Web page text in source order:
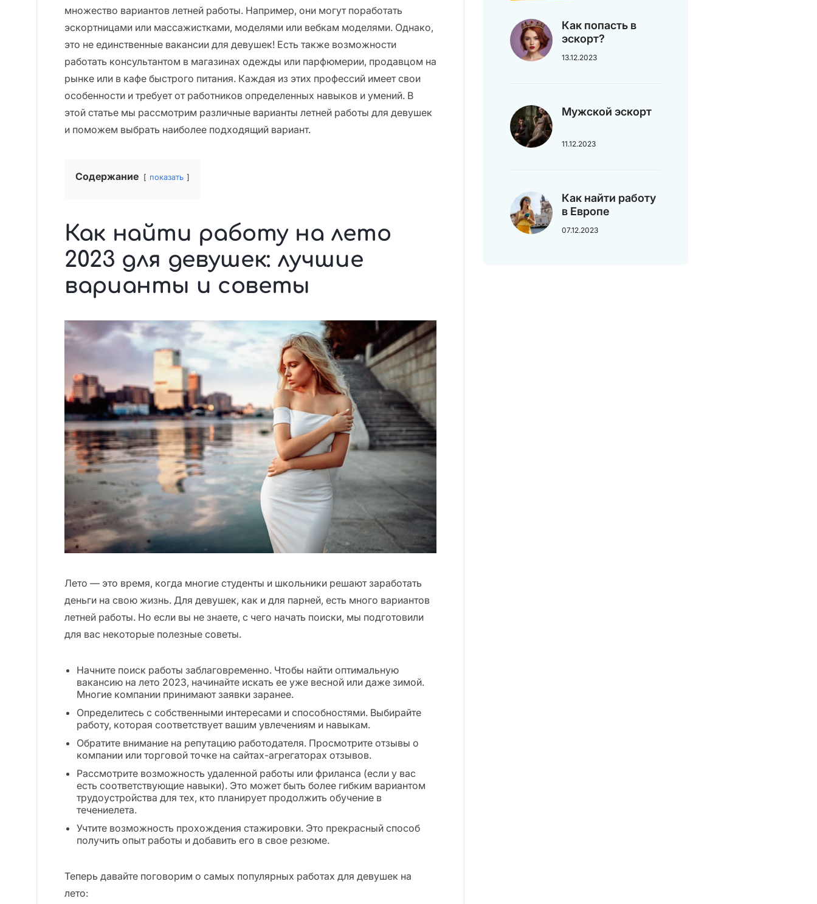
множество вариантов летней работы. Например, они могут поработать
эскортницами или массажистками, моделями или вебкам моделями. Однако,
это не единственные вакансии для девушек! Есть также возможности
работать консультантом в магазинах одежды или парфюмерии, продавцом на
рынке или в кафе быстрого питания. Каждая из этих профессий имеет свои
особенности и требует от работников определенных навыков и умений. В
этой статье мы рассмотрим различные варианты летней работы для девушек
и поможем выбрать наиболее подходящий вариант.
Содержание показать
Как найти работу на лето
2023 для девушек: лучшие
варианты и советы
Лето — это время, когда многие студенты и школьники решают заработать
деньги на свою жизнь. Для девушек, как и для парней, есть много вариантов
летней работы. Но если вы не знаете, с чего начать поиски, мы подготовили
для вас некоторые полезные советы.
Начните поиск работы заблаговременно. Чтобы найти оптимальную
вакансию на лето 2023, начинайте искать ее уже весной или даже зимой.
Многие компании принимают заявки заранее.
Определитесь с собственными интересами и способностями. Выбирайте
работу, которая соответствует вашим увлечениям и навыкам.
Обратите внимание на репутацию работодателя. Просмотрите отзывы о
компании или торговой точке на сайтах-агрегаторах отзывов.
Рассмотрите возможность удаленной работы или фриланса (если у вас
есть соответствующие навыки). Это может быть более гибким вариантом
трудоустройства для тех, кто планирует продолжить обучение в
течениелета.
Учтите возможность прохождения стажировки. Это прекрасный способ
получить опыт работы и добавить его в свое резюме.
Теперь давайте поговорим о самых популярных работах для девушек на
лето:
Как попасть в
эскорт?
13.12.2023
Мужской эскорт
11.12.2023
Как найти работу
в Европе
07.12.2023